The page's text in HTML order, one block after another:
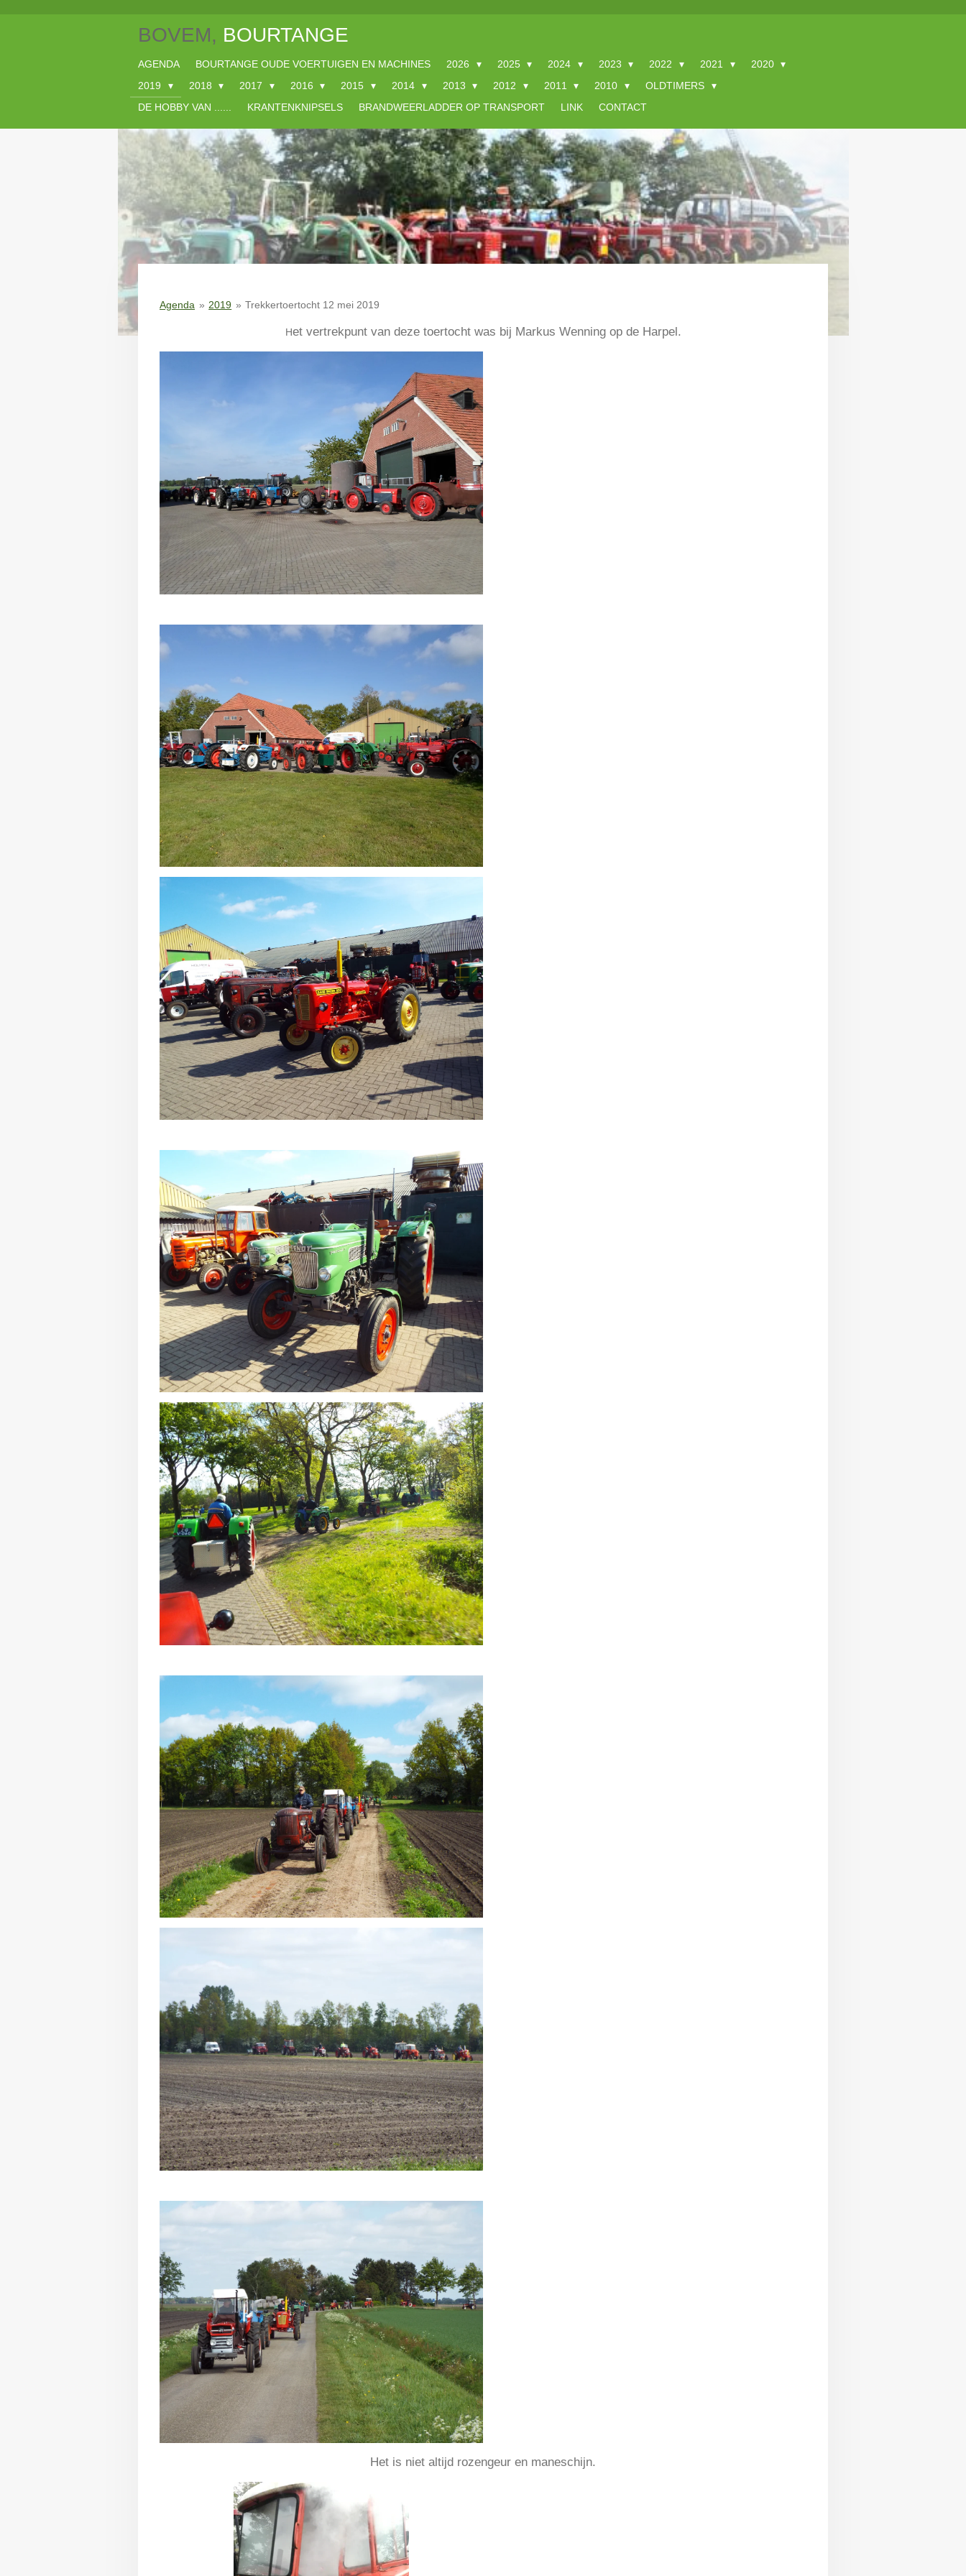
BOVEM, BOURTANGE
AGENDA BOURTANGE OUDE VOERTUIGEN EN MACHINES 2026 2025 2024 2023 2022 2021
2020
2019
2018 2017 2016 2015 2014 2013 2012 2011 2010
OLDTIMERS
DE HOBBY VAN ......
KRANTENKNIPSELS BRANDWEERLADDER OP TRANSPORT LINK CONTACT
Agenda » 2019 » Trekkertoertocht 12 mei 2019
Het vertrekpunt van deze toertocht was bij Markus Wenning op de Harpel.
Het is niet altijd rozengeur en maneschijn.